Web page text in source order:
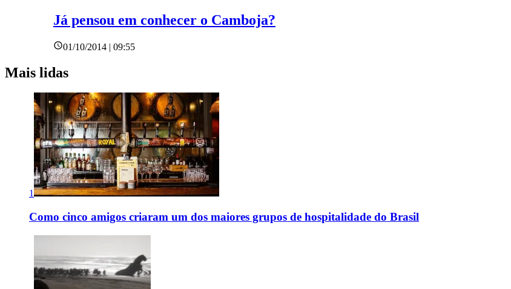
Já pensou em conhecer o Camboja?
01/10/2014 | 09:55
Mais lidas
1
Como cinco amigos criaram um dos maiores grupos de hospitalidade do Brasil